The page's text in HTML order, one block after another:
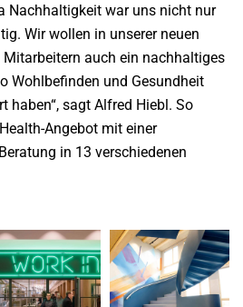
Nachhaltigkeit war uns nicht nur
Wir wollen in unserer neuen
Mitarbeitern auch ein nachhaltiges
Wohlbefinden und Gesundheit
haben“, sagt Alfred Hiebl. So
Angebot mit einer
in 13 verschiedenen